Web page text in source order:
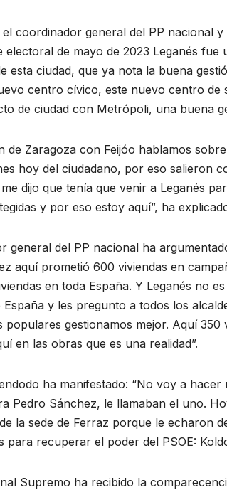
coordinador general del PP nacional
electoral de mayo de 2023 Leganés
esta ciudad, que ya nota la buena
centro cívico, este nuevo centro
de ciudad con Metrópoli, una buena
de Zaragoza con Feijóo hablamos
hoy del ciudadano, por eso salieron
dijo que tenía que venir a Leganés
y por eso estoy aquí”, ha
general del PP nacional ha
aquí prometió 600 viviendas en
en toda España. Y Leganés no
España y les pregunto a todos los
populares gestionamos mejor. Aquí
en las obras que es una realidad”.
ha manifestado: “No voy a
Pedro Sánchez, le llamaban el uno.
la sede de Ferraz porque le echaron
para recuperar el poder del PSOE:
Supremo ha recibido la